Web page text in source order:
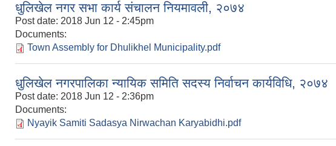
धुलिखेल नगर सभा कार्य संचालन नियमावली, २०७४
Post date: 2018 Jun 12 - 2:45pm
Documents:
Town Assembly for Dhulikhel Municipality.pdf
धुलिखेल नगरपालिका न्यायिक समिति सदस्य निर्वाचन कार्यविधि, २०७४
Post date: 2018 Jun 12 - 2:36pm
Documents:
Nyayik Samiti Sadasya Nirwachan Karyabidhi.pdf